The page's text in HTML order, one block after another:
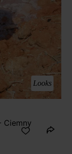
Looks
Ciemny